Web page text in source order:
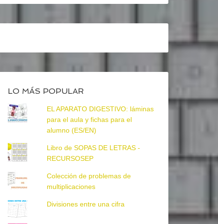
LO MÁS POPULAR
EL APARATO DIGESTIVO: láminas
para el aula y fichas para el
alumno (ES/EN)
Libro de SOPAS DE LETRAS -
RECURSOSEP
Colección de problemas de
multiplicaciones
Divisiones entre una cifra